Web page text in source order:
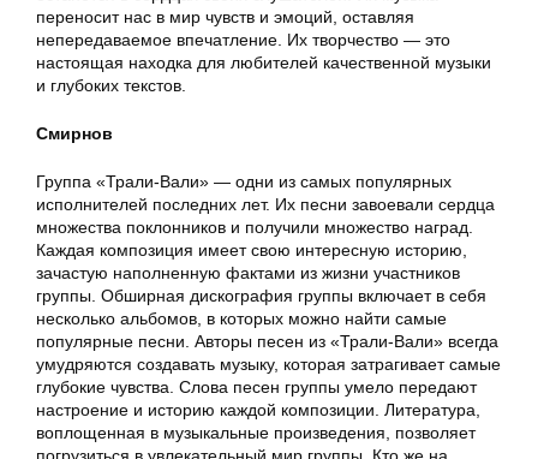
переносит нас в мир чувств и эмоций, оставляя
непередаваемое впечатление. Их творчество — это
настоящая находка для любителей качественной музыки
и глубоких текстов.
Смирнов
Группа «Трали-Вали» — одни из самых популярных
исполнителей последних лет. Их песни завоевали сердца
множества поклонников и получили множество наград.
Каждая композиция имеет свою интересную историю,
зачастую наполненную фактами из жизни участников
группы. Обширная дискография группы включает в себя
несколько альбомов, в которых можно найти самые
популярные песни. Авторы песен из «Трали-Вали» всегда
умудряются создавать музыку, которая затрагивает самые
глубокие чувства. Слова песен группы умело передают
настроение и историю каждой композиции. Литература,
воплощенная в музыкальные произведения, позволяет